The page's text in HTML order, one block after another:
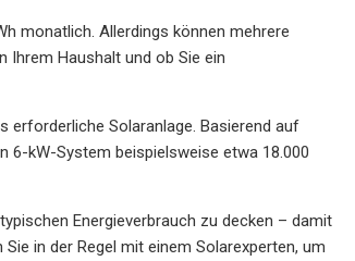
monatlich. Allerdings können mehrere
Ihrem Haushalt und ob Sie ein
erforderliche Solaranlage. Basierend auf
6-kW-System beispielsweise etwa 18.000
Energieverbrauch zu decken – damit
in der Regel mit einem Solarexperten, um